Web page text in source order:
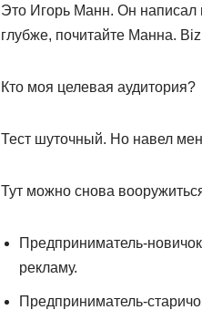
Это Игорь Манн. Он написал
глубже, почитайте Манна.
Кто моя целевая аудитория?
Тест шуточный. Но навел
Тут можно снова
Предприниматель-
рекламу.
Предприниматель-